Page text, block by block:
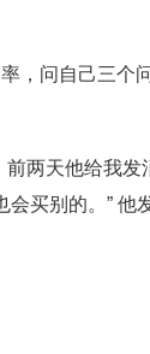
，问自己三个
两天他给我发
买别的。” 他